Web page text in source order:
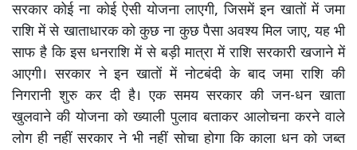
सरकार कोई ना कोई ऐसी योजना लाएगी, जिसमें इन खातों में जमा
राशि में से खाताधारक को कुछ ना कुछ पैसा अवश्य मिल जाए, यह भी
साफ है कि इस धनराशि में से बड़ी मात्रा में राशि सरकारी खजाने में
आएगी। सरकार ने इन खातों में नोटबंदी के बाद जमा राशि की
निगरानी शुरु कर दी है। एक समय सरकार की जन-धन खाता
खुलवाने की योजना को ख्याली पुलाव बताकर आलोचना करने वाले
लोग ही नहीं सरकार ने भी नहीं सोचा होगा कि काला धन को जब्त